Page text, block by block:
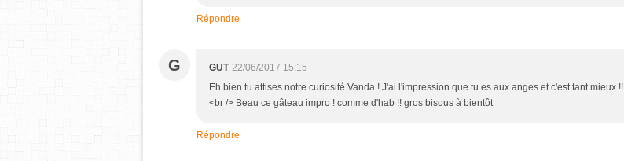
Répondre
G GUT 22/06/2017 15:15
Eh bien tu attises notre curiosité Vanda ! J'ai l'impression que tu es aux anges et c'est tant mieux !!
<br /> Beau ce gâteau impro ! comme d'hab !! gros bisous à bientôt
Répondre